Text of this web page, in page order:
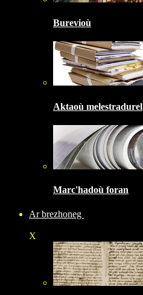
Burevioù
Aktaoù melestradurel
Marc'hadoù foran
Ar brezhoneg
X